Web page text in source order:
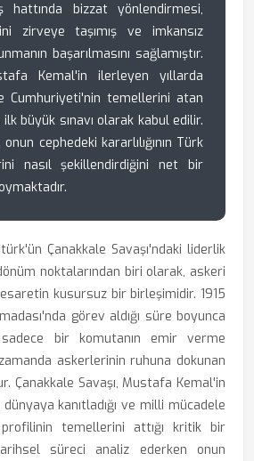
hattında bizzat yönlendirmesi,
zirveye taşımış ve imkansız
başarılmasını sağlamıştır.
Kemal'in ilerleyen yıllarda
Cumhuriyeti'nin temellerini atan
ilk büyük sınavı olarak kabul edilir.
cephedeki kararlılığının Türk
nasıl şekillendirdiğini net bir
Çanakkale Savaşı'ndaki liderlik
noktalarından biri olarak, askeri
kusursuz bir birleşimidir. 1915
görev aldığı süre boyunca
bir komutanın emir verme
askerlerinin ruhuna dokunan
Çanakkale Savaşı, Mustafa Kemal'in
kanıtladığı ve milli mücadele
profilinin temellerini attığı kritik bir
süreci analiz ederken onun